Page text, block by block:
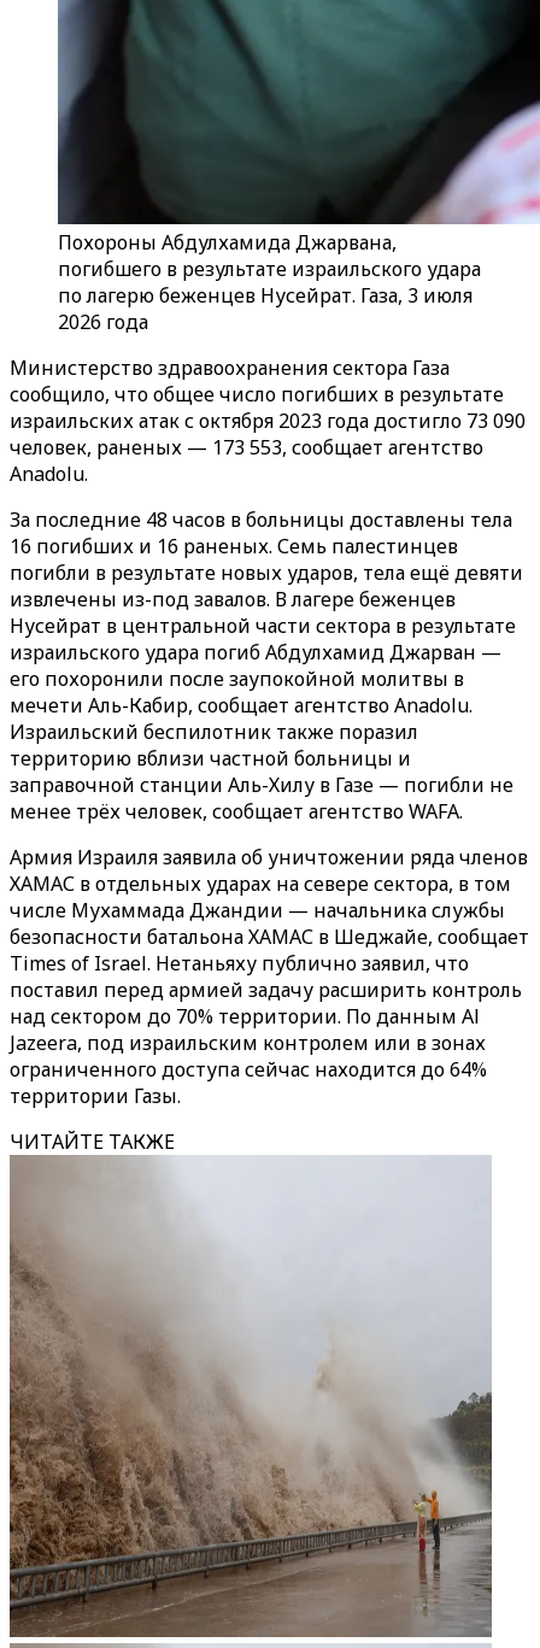
Похороны Абдулхамида Джарвана,
погибшего в результате израильского удара
по лагерю беженцев Нусейрат. Газа, 3 июля
2026 года
Министерство здравоохранения сектора Газа
сообщило, что общее число погибших в результате
израильских атак с октября 2023 года достигло 73 090
человек, раненых — 173 553, сообщает агентство
Anadolu.
За последние 48 часов в больницы доставлены тела
16 погибших и 16 раненых. Семь палестинцев
погибли в результате новых ударов, тела ещё девяти
извлечены из-под завалов. В лагере беженцев
Нусейрат в центральной части сектора в результате
израильского удара погиб Абдулхамид Джарван —
его похоронили после заупокойной молитвы в
мечети Аль-Кабир, сообщает агентство Anadolu.
Израильский беспилотник также поразил
территорию вблизи частной больницы и
заправочной станции Аль-Хилу в Газе — погибли не
менее трёх человек, сообщает агентство WAFA.
Армия Израиля заявила об уничтожении ряда членов
ХАМАС в отдельных ударах на севере сектора, в том
числе Мухаммада Джандии — начальника службы
безопасности батальона ХАМАС в Шеджайе, сообщает
Times of Israel. Нетаньяху публично заявил, что
поставил перед армией задачу расширить контроль
над сектором до 70% территории. По данным Al
Jazeera, под израильским контролем или в зонах
ограниченного доступа сейчас находится до 64%
территории Газы.
ЧИТАЙТЕ ТАКЖЕ